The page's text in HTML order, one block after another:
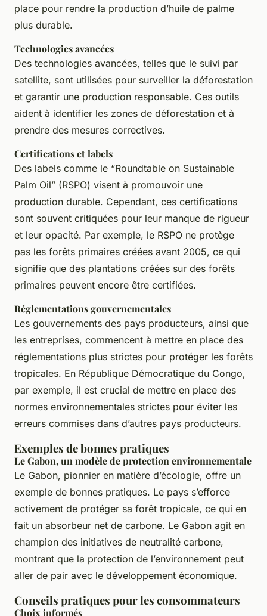
place pour rendre la production d’huile de palme
plus durable.
Technologies avancées
Des technologies avancées, telles que le suivi par
satellite, sont utilisées pour surveiller la déforestation
et garantir une production responsable. Ces outils
aident à identifier les zones de déforestation et à
prendre des mesures correctives.
Certifications et labels
Des labels comme le “Roundtable on Sustainable
Palm Oil” (RSPO) visent à promouvoir une
production durable. Cependant, ces certifications
sont souvent critiquées pour leur manque de rigueur
et leur opacité. Par exemple, le RSPO ne protège
pas les forêts primaires créées avant 2005, ce qui
signifie que des plantations créées sur des forêts
primaires peuvent encore être certifiées.
Réglementations gouvernementales
Les gouvernements des pays producteurs, ainsi que
les entreprises, commencent à mettre en place des
réglementations plus strictes pour protéger les forêts
tropicales. En République Démocratique du Congo,
par exemple, il est crucial de mettre en place des
normes environnementales strictes pour éviter les
erreurs commises dans d’autres pays producteurs.
Exemples de bonnes pratiques
Le Gabon, un modèle de protection environnementale
Le Gabon, pionnier en matière d’écologie, offre un
exemple de bonnes pratiques. Le pays s’efforce
activement de protéger sa forêt tropicale, ce qui en
fait un absorbeur net de carbone. Le Gabon agit en
champion des initiatives de neutralité carbone,
montrant que la protection de l’environnement peut
aller de pair avec le développement économique.
Conseils pratiques pour les consommateurs
Choix informés